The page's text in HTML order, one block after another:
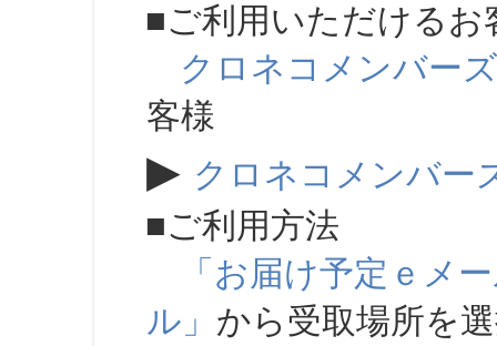
■ご利用いただけるお
クロネコメンバーズ
客様
▶ クロネコメンバー
■ご利用方法
「お届け予定ｅメ
ル」 から受取場所を